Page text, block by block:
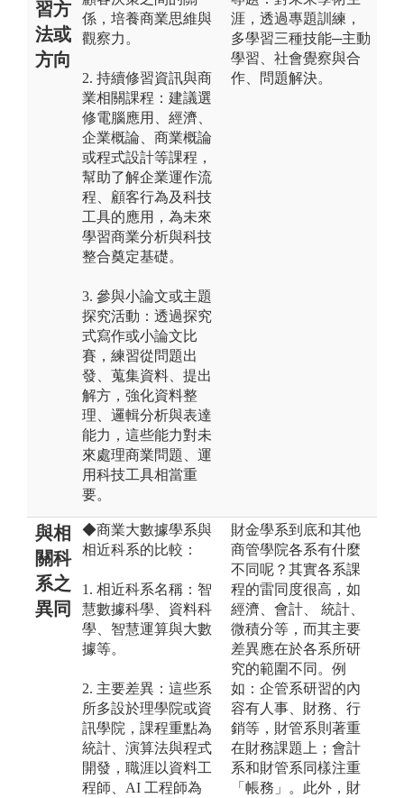
習方
法或
方向
係，培養商業思維與
觀察力。
2. 持續修習資訊與商
業相關課程：建議選
修電腦應用、經濟、
企業概論、商業概論
或程式設計等課程，
幫助了解企業運作流
程、顧客行為及科技
工具的應用，為未來
學習商業分析與科技
整合奠定基礎。
3. 參與小論文或主題
探究活動：透過探究
式寫作或小論文比
賽，練習從問題出
發、蒐集資料、提出
解方，強化資料整
理、邏輯分析與表達
能力，這些能力對未
來處理商業問題、運
用科技工具相當重
要。
涯，透過專題訓練，
多學習三種技能─主動
學習、社會覺察與合
作、問題解決。
與相
關科
系之
異同
◆商業大數據學系與
相近科系的比較：
1. 相近科系名稱：智
慧數據科學、資料科
學、智慧運算與大數
據等。
2. 主要差異：這些系
所多設於理學院或資
訊學院，課程重點為
統計、演算法與程式
開發，職涯以資料工
程師、AI 工程師為
財金學系到底和其他
商管學院各系有什麼
不同呢？其實各系課
程的雷同度很高，如
經濟、會計、 統計、
微積分等，而其主要
差異應在於各系所研
究的範圍不同。例
如：企管系研習的內
容有人事、財務、行
銷等，財管系則著重
在財務課題上；會計
系和財管系同樣注重
「帳務」。此外，財